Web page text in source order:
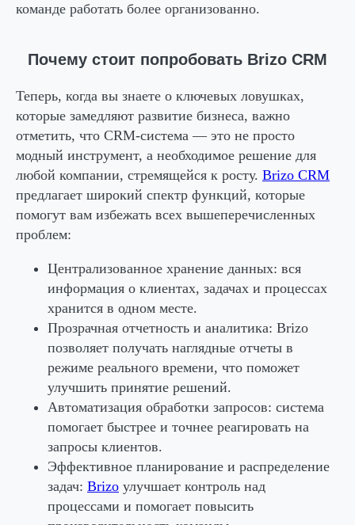
команде работать более организованно.
Почему стоит попробовать Brizo CRM
Теперь, когда вы знаете о ключевых ловушках,
которые замедляют развитие бизнеса, важно
отметить, что CRM-система — это не просто
модный инструмент, а необходимое решение для
любой компании, стремящейся к росту. Brizo CRM
предлагает широкий спектр функций, которые
помогут вам избежать всех вышеперечисленных
проблем:
Централизованное хранение данных: вся
информация о клиентах, задачах и процессах
хранится в одном месте.
Прозрачная отчетность и аналитика: Brizo
позволяет получать наглядные отчеты в
режиме реального времени, что поможет
улучшить принятие решений.
Автоматизация обработки запросов: система
помогает быстрее и точнее реагировать на
запросы клиентов.
Эффективное планирование и распределение
задач: Brizo улучшает контроль над
процессами и помогает повысить